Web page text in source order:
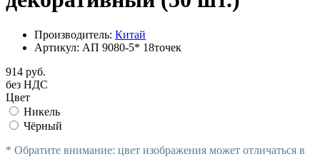
Производитель: Китай
Артикул: АП 9080-5* 18точек
914 руб.
без НДС
Цвет
Никель
Чёрный
* Обратите внимание: цвет изображения может отличаться в